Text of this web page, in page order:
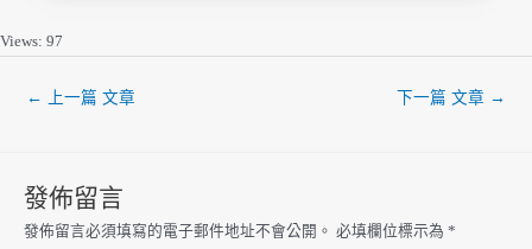
Views: 97
← 上一篇 文章 下一篇 文章 →
發佈留言
發佈留言必須填寫的電子郵件地址不會公開。 必填欄位標示為 *